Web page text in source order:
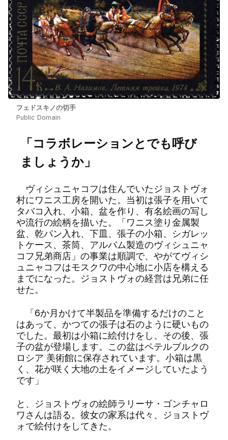
フェドスキノの切手
Public Domain
「コラボレーションとでも呼び
ましょうか」
ヴィシュニャコフは住んでいたジョストヴォ
村にワニス工房を開いた。当初は張子を用いて
タバコ入れ、小箱、盆を作り、有名絵画の写し
や流行の絵柄を描いた。「ワニス塗り金属製
盆、乾パン入れ、下皿、張子の小箱、シガレッ
トケース、茶筒、アルバム製造のヴィシュニャ
コフ兄弟商店」の事業は順調で、やがてヴィシ
ュニャコフはモスクワの中心地に小店を構える
までになった。ジョストヴォの経営は兄弟に任
せた。
「6か月かけて半製品を準備するだけのこと
はあって、かつての張子は石のように硬いもの
でした。最初は小箱に絵付けをし、その後、張
子の盆が登場します。この盆はペテルブルクの
ロシア 美術館に保存されています。小箱は黒
く、花が咲く大地の土をイメージしていたよう
です」
と、ジョストヴォの絵師ラリーサ・ゴンチャロ
ワさんは語る。彼女の家系は代々、ジョストヴ
ォで絵付けをしてきた。